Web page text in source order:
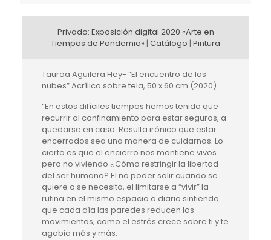
Privado: Exposición digital 2020 «Arte en
Tiempos de Pandemia» | Catálogo | Pintura
Tauroa Aguilera Hey- “El encuentro de las
nubes” Acrílico sobre tela, 50 x 60 cm (2020)
“En estos difíciles tiempos hemos tenido que
recurrir al confinamiento para estar seguros, a
quedarse en casa. Resulta irónico que estar
encerrados sea una manera de cuidarnos. Lo
cierto es que el encierro nos mantiene vivos
pero no viviendo ¿Cómo restringir la libertad
del ser humano? El no poder salir cuando se
quiere o se necesita, el limitarse a “vivir” la
rutina en el mismo espacio a diario sintiendo
que cada día las paredes reducen los
movimientos, como el estrés crece sobre ti y te
agobia más y más.